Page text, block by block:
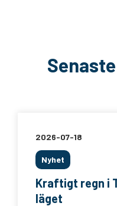
2026-07-18
Nyhet
Kraftigt regn i
läget